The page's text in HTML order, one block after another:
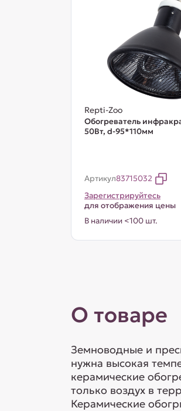
Repti-Zoo
Обогреватель
50Вт, d-95*110мм
Артикул83715032
Зарегистрируйтесь
для отображения цены
В наличии <100 шт.
О товаре
Земноводные и
нужна высокая
керамические
только воздух в
Керамические